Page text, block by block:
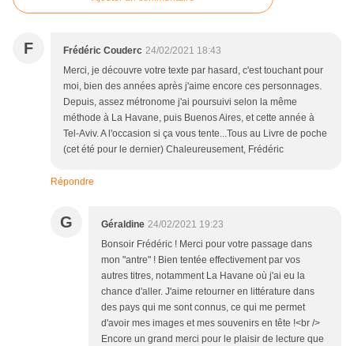
F Frédéric Couderc 24/02/2021 18:43
Merci, je découvre votre texte par hasard, c'est touchant pour
moi, bien des années après j'aime encore ces personnages.
Depuis, assez métronome j'ai poursuivi selon la même
méthode à La Havane, puis Buenos Aires, et cette année à
Tel-Aviv. A l'occasion si ça vous tente...Tous au Livre de poche
(cet été pour le dernier) Chaleureusement, Frédéric
Répondre
G Géraldine 24/02/2021 19:23
Bonsoir Frédéric ! Merci pour votre passage dans
mon "antre" ! Bien tentée effectivement par vos
autres titres, notamment La Havane où j'ai eu la
chance d'aller. J'aime retourner en littérature dans
des pays qui me sont connus, ce qui me permet
d'avoir mes images et mes souvenirs en tête !<br />
Encore un grand merci pour le plaisir de lecture que